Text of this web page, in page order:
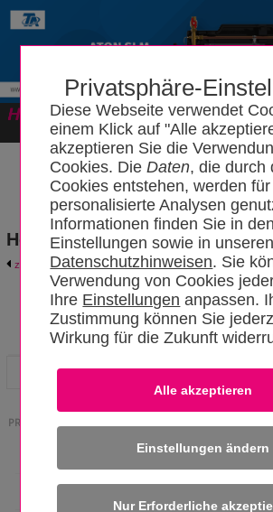
Privatsphäre-
Diese Webseite verwendet
einem Klick auf "Alle
akzeptieren Sie die
Cookies. DieDaten, die durch
Cookies entstehen, werden
personalisierte Analysen
Informationen finden Sie in den
Einstellungen sowie in unseren
Datenschutzhinweisen. Sie
Verwendung von Cookies
Ihre Einstellungen anpassen.
Zustimmung können Sie
Wirkung für die Zukunft
Einstellungen ändern
Hersteller- und Produktkatalog
zurück zum Katalog
BerlinerLuft. Unternehmensgruppe
Hersteller Produkte News
PRODUKTE
Absperrklappen, Drosselklappen,